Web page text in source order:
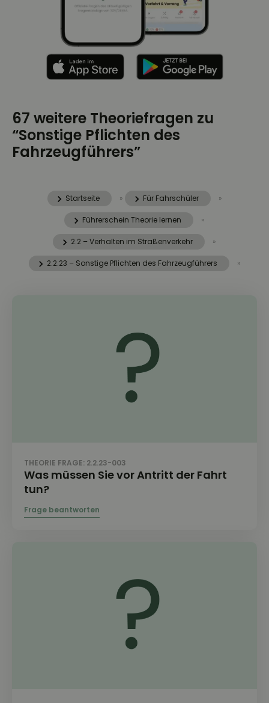
67 weitere Theoriefragen zu
“Sonstige Pflichten des
Fahrzeugführers”
Startseite » Für Fahrschüler »
Führerschein Theorie lernen »
2.2 – Verhalten im Straßenverkehr »
2.2.23 – Sonstige Pflichten des Fahrzeugführers »
THEORIE FRAGE: 2.2.23-003
Was müssen Sie vor Antritt der Fahrt
tun?